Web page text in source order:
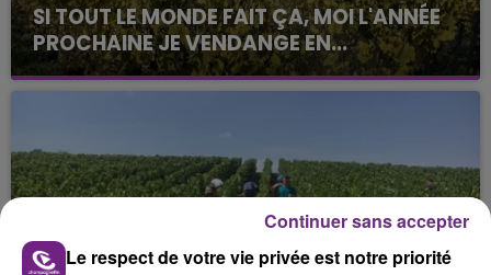
SI TOUT LE MONDE FAIT ÇA, MOI L'ANNÉE
PROCHAINE JE VENDANGE EN...
La vendange en Champagne a débuté ce jeudi 6
août dans la commune de Montgueux (Aube). Du
Le respect de votre vie privée est notre priorité
Continuer sans accepter